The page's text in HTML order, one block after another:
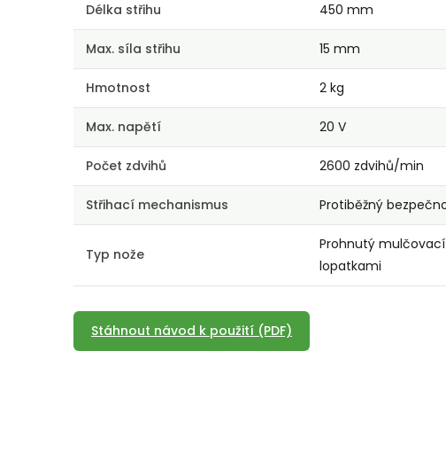
Délka střihu 450 mm
Max. síla střihu 15 mm
Hmotnost 2 kg
Max. napětí 20 V
Počet zdvihů 2600 zdvihů/min
Střihací mechanismus Protiběžný
Typ nože
Prohnutý
lopatkami
Stáhnout návod k použití (PDF)